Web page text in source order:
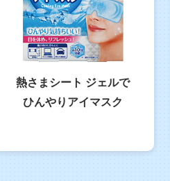
熱さまシート ジェルで
ひんやりアイマスク